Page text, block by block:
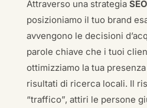
Attraverso una strategia
posizioniamo il tuo brand
avvengono le decisioni
parole chiave che i tuoi
ottimizziamo la tua
risultati di ricerca locali. Il
“traffico”, attiri le persone